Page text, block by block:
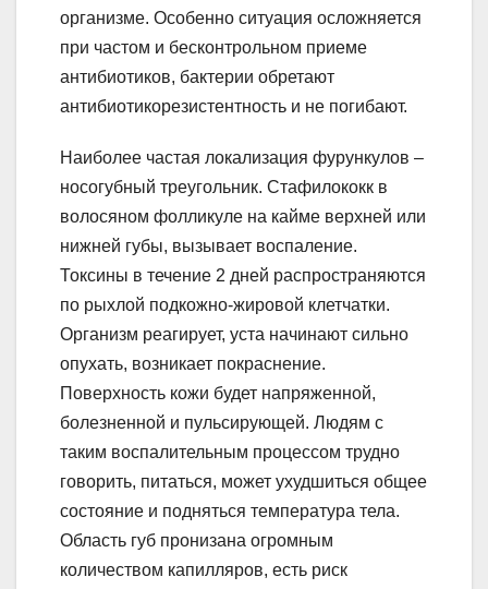
организме. Особенно ситуация осложняется
при частом и бесконтрольном приеме
антибиотиков, бактерии обретают
антибиотикорезистентность и не погибают.
Наиболее частая локализация фурункулов –
носогубный треугольник. Стафилококк в
волосяном фолликуле на кайме верхней или
нижней губы, вызывает воспаление.
Токсины в течение 2 дней распространяются
по рыхлой подкожно-жировой клетчатки.
Организм реагирует, уста начинают сильно
опухать, возникает покраснение.
Поверхность кожи будет напряженной,
болезненной и пульсирующей. Людям с
таким воспалительным процессом трудно
говорить, питаться, может ухудшиться общее
состояние и подняться температура тела.
Область губ пронизана огромным
количеством капилляров, есть риск